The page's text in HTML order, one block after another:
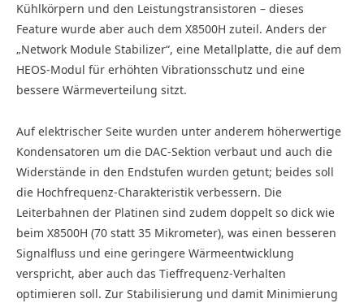
Kühlkörpern und den Leistungstransistoren – dieses
Feature wurde aber auch dem X8500H zuteil. Anders der
„Network Module Stabilizer“, eine Metall­platte, die auf dem
HEOS-Modul für erhöhten Vibrationsschutz und eine
bessere Wärmeverteilung sitzt.
Auf elektrischer Seite wurden unter anderem höherwertige
Kondensatoren um die DAC-Sektion verbaut und auch die
Widerstände in den Endstufen wurden getunt; beides soll
die Hochfrequenz-Charakteristik verbessern. Die
Leiterbahnen der Platinen sind zudem doppelt so dick wie
beim X8500H (70 statt 35 Mikrometer), was einen besseren
Signalfluss und eine geringere Wärmeentwicklung
verspricht, aber auch das Tieffrequenz-Verhalten
optimieren soll. Zur Stabilisierung und damit Minimierung